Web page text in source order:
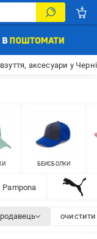
аксесуари у
БЕЙСБОЛКИ
Pampona
очистити